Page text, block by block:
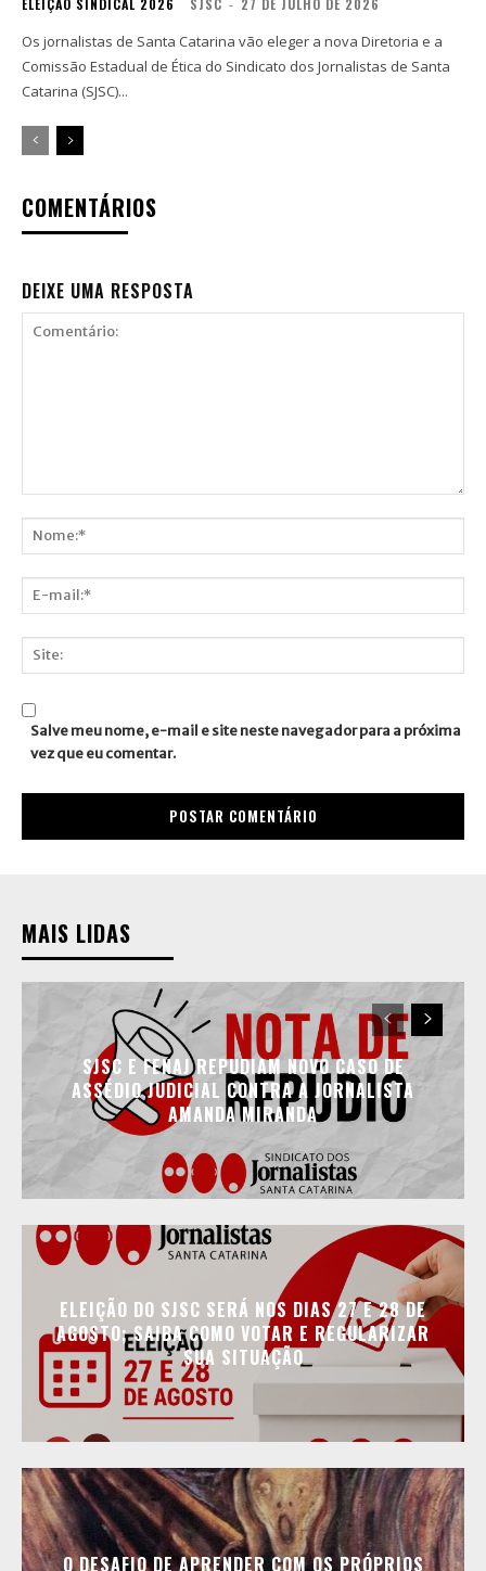
Os jornalistas de Santa Catarina vão eleger a nova Diretoria e a
Comissão Estadual de Ética do Sindicato dos Jornalistas de Santa
Catarina (SJSC)...
COMENTÁRIOS
DEIXE UMA RESPOSTA
mail:*
Salve meu nome, e-mail e site neste navegador para a próxima
vez que eu comentar.
MAIS LIDAS
SJSC E FENAJ REPUDIAM NOVO CASO DE
ASSÉDIO JUDICIAL CONTRA A JORNALISTA
AMANDA MIRANDA
ELEIÇÃO DO SJSC SERÁ NOS DIAS 27 E 28 DE
AGOSTO; SAIBA COMO VOTAR E REGULARIZAR
SUA SITUAÇÃO
O DESAFIO DE APRENDER COM OS PRÓPRIOS